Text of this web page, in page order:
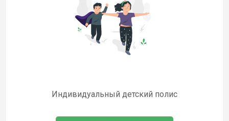
Индивидуальный детский полис